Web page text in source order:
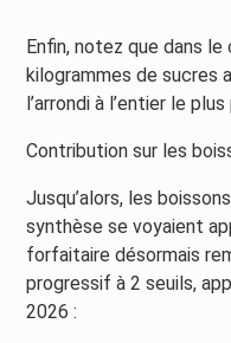
Enfin, notez que dans
kilogrammes de sucres
l’arrondi à l’entier le
Contribution sur les
Jusqu’alors, les
synthèse se voyaient
forfaitaire désormais
progressif à 2 seuils,
2026 :